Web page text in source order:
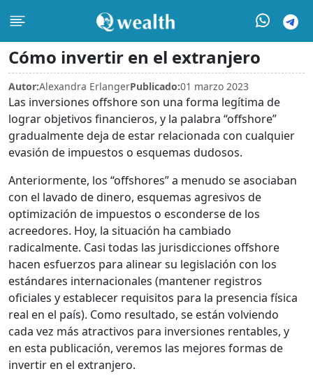
Cómo invertir en el extranjero
Autor:Alexandra ErlangerPublicado:01 marzo 2023
Las inversiones offshore son una forma legítima de
lograr objetivos financieros, y la palabra “offshore”
gradualmente deja de estar relacionada con cualquier
evasión de impuestos o esquemas dudosos.
Anteriormente, los “offshores” a menudo se asociaban
con el lavado de dinero, esquemas agresivos de
optimización de impuestos o esconderse de los
acreedores. Hoy, la situación ha cambiado
radicalmente. Casi todas las jurisdicciones offshore
hacen esfuerzos para alinear su legislación con los
estándares internacionales (mantener registros
oficiales y establecer requisitos para la presencia física
real en el país). Como resultado, se están volviendo
cada vez más atractivos para inversiones rentables, y
en esta publicación, veremos las mejores formas de
invertir en el extranjero.